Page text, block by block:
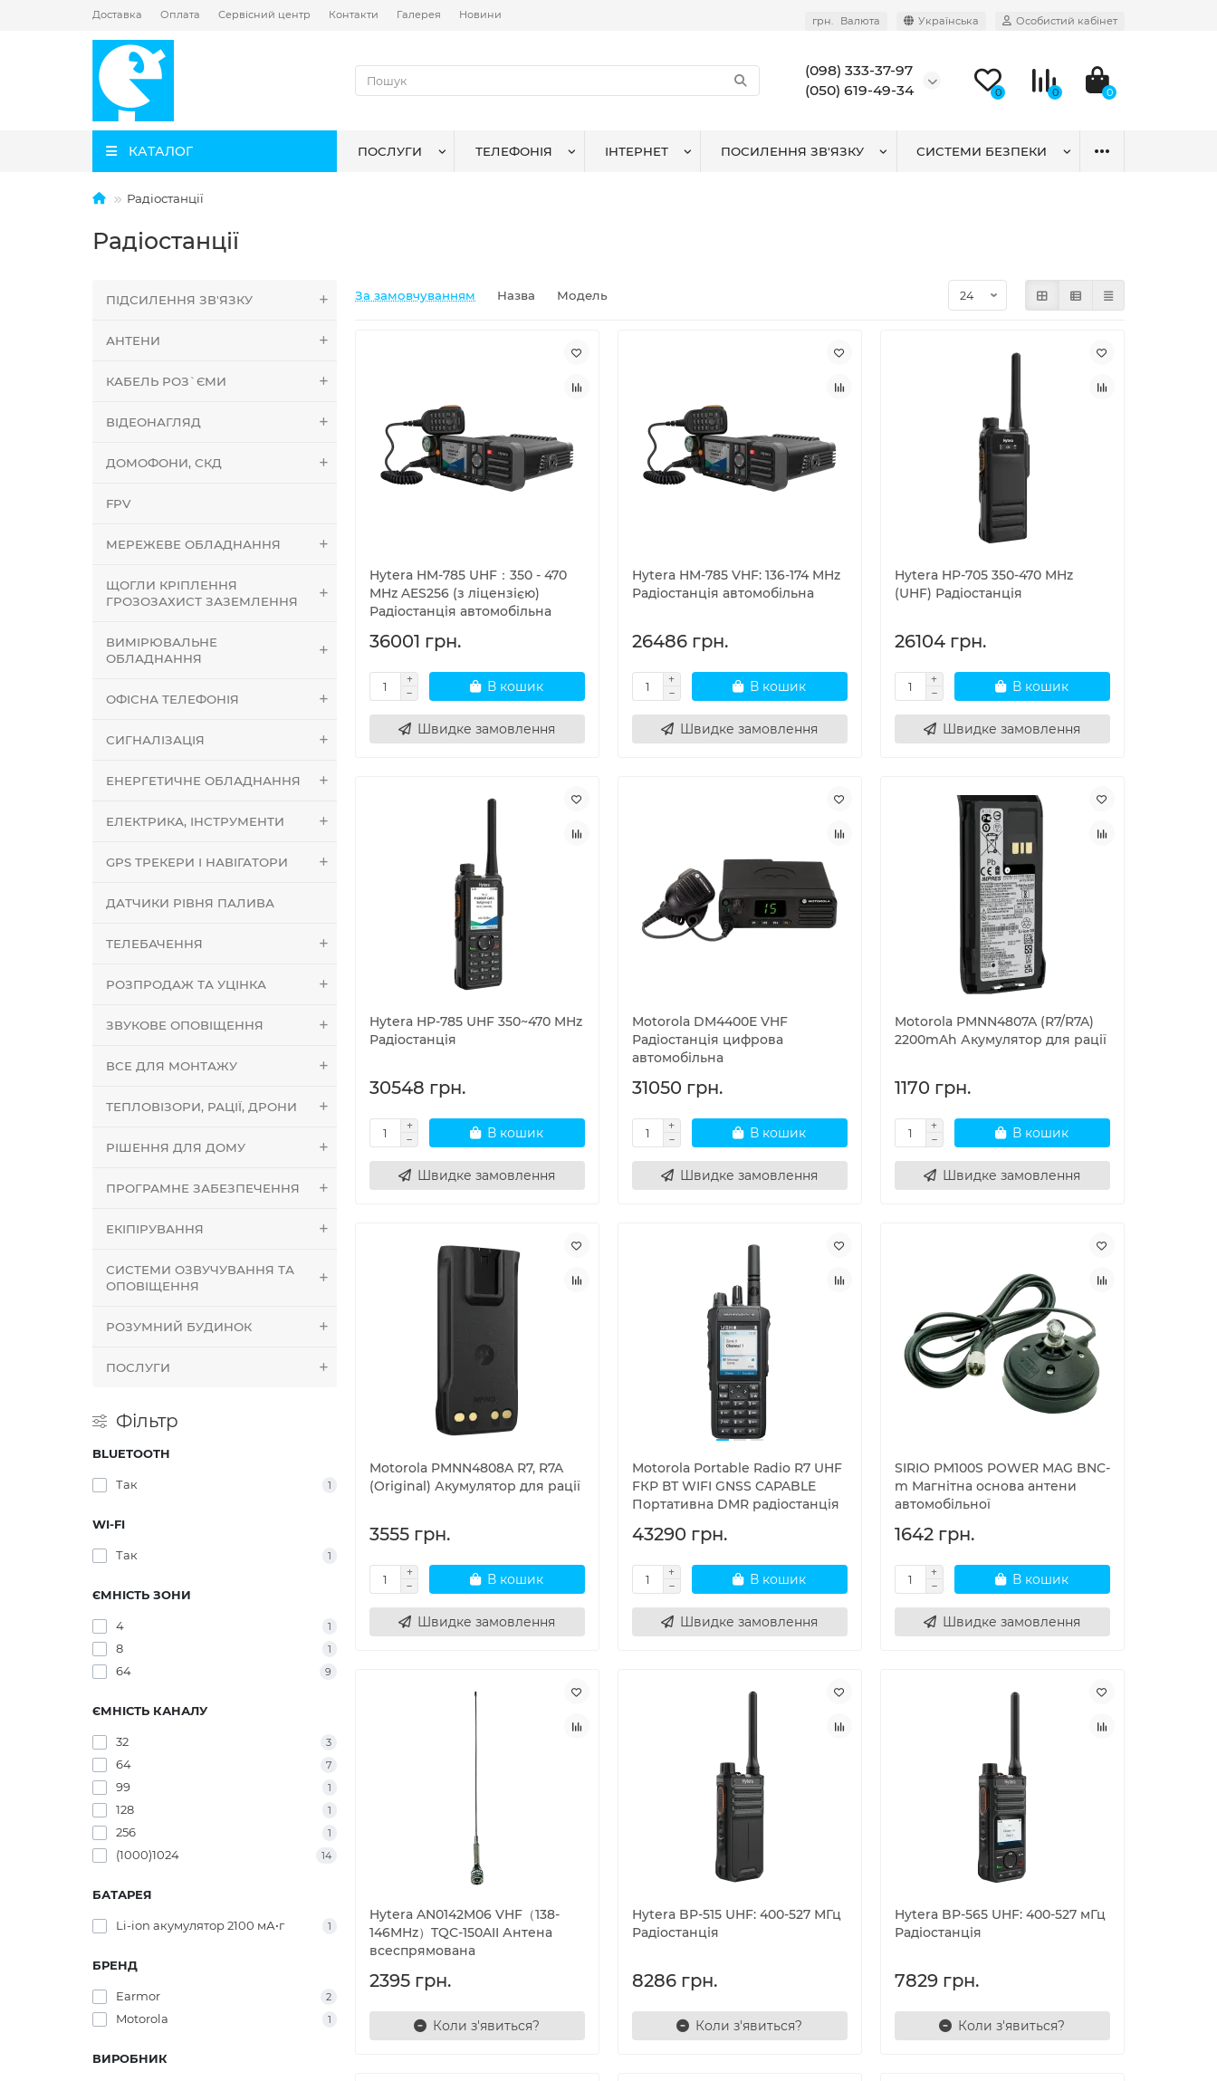
Доставка Оплата Сервісний центр Контакти Галерея Новини грн. Валюта Українська Особистий кабінет
(098) 333-37-97
(050) 619-49-34
0 0 0
КАТАЛОГ ПОСЛУГИ ТЕЛЕФОНІЯ ІНТЕРНЕТ ПОСИЛЕННЯ ЗВ'ЯЗКУ СИСТЕМИ БЕЗПЕКИ
Радіостанції
Радіостанції
ПІДСИЛЕННЯ ЗВ'ЯЗКУ
АНТЕНИ
КАБЕЛЬ РОЗ`ЄМИ
ВІДЕОНАГЛЯД
ДОМОФОНИ, СКД
FPV
МЕРЕЖЕВЕ ОБЛАДНАННЯ
ЩОГЛИ КРІПЛЕННЯ
ГРОЗОЗАХИСТ ЗАЗЕМЛЕННЯ
ВИМІРЮВАЛЬНЕ
ОБЛАДНАННЯ
ОФІСНА ТЕЛЕФОНІЯ
СИГНАЛІЗАЦІЯ
ЕНЕРГЕТИЧНЕ ОБЛАДНАННЯ
ЕЛЕКТРИКА, ІНСТРУМЕНТИ
GPS ТРЕКЕРИ І НАВІГАТОРИ
ДАТЧИКИ РІВНЯ ПАЛИВА
ТЕЛЕБАЧЕННЯ
РОЗПРОДАЖ ТА УЦІНКА
ЗВУКОВЕ ОПОВІЩЕННЯ
ВСЕ ДЛЯ МОНТАЖУ
ТЕПЛОВІЗОРИ, РАЦІЇ, ДРОНИ
РІШЕННЯ ДЛЯ ДОМУ
ПРОГРАМНЕ ЗАБЕЗПЕЧЕННЯ
ЕКІПІРУВАННЯ
СИСТЕМИ ОЗВУЧУВАННЯ ТА
ОПОВІЩЕННЯ
РОЗУМНИЙ БУДИНОК
ПОСЛУГИ
Фільтр
BLUETOOTH
Так 1
WI-FI
Так 1
ЄМНІСТЬ ЗОНИ
4 1
8 1
64 9
ЄМНІСТЬ КАНАЛУ
32 3
64 7
99 1
128 1
256 1
(1000)1024 14
БАТАРЕЯ
Li-ion акумулятор 2100 мА•г 1
БРЕНД
Earmor 2
Motorola 1
ВИРОБНИК
За замовчуванням Назва Модель
Hytera HM-785 UHF：350 - 470
MHz AES256 (з ліцензією)
Радіостанція автомобільна
36001 грн.
В кошик
Швидке замовлення
Hytera HM-785 VHF: 136-174 MHz
Радіостанція автомобільна
26486 грн.
В кошик
Швидке замовлення
Hytera HP-705 350-470 MHz
(UHF) Радіостанція
26104 грн.
В кошик
Швидке замовлення
Hytera HP-785 UHF 350~470 MHz
Радіостанція
30548 грн.
В кошик
Швидке замовлення
Motorola DM4400E VHF
Радіостанція цифрова
автомобільна
31050 грн.
В кошик
Швидке замовлення
Motorola PMNN4807A (R7/R7A)
2200mAh Акумулятор для рації
1170 грн.
В кошик
Швидке замовлення
Motorola PMNN4808A R7, R7A
(Original) Акумулятор для рації
3555 грн.
В кошик
Швидке замовлення
Motorola Portable Radio R7 UHF
FКР ВТ WIFI GNSS CAPABLE
Портативна DMR радіостанція
43290 грн.
В кошик
Швидке замовлення
SIRIO PM100S POWER MAG BNC-
m Магнітна основа антени
автомобільної
1642 грн.
В кошик
Швидке замовлення
Hytera AN0142M06 VHF（138-
146MHz）TQC-150AII Антена
всеспрямована
2395 грн.
Коли з'явиться?
Hytera BP-515 UHF: 400-527 МГц
Радіостанція
8286 грн.
Коли з'явиться?
Hytera BP-565 UHF: 400-527 мГц
Радіостанція
7829 грн.
Коли з'явиться?